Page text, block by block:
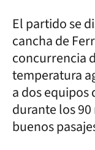
El partido se
cancha de
concurrencia
temperatura
a dos equipos
durante los
buenos